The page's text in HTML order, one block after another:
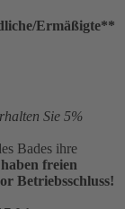
Ermäßigte**
Sie 5%
Bades ihre
freien
Betriebsschluss!